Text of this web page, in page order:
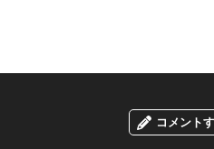
コメント